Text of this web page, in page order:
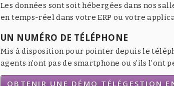
Les données sont soit hébergées dans nos
en temps-réel dans votre ERP ou votre
UN NUMÉRO DE TÉLÉPHONE
Mis à disposition pour pointer depuis le
agents n’ont pas de smartphone ou s’ils l’ont
OBTENIR UNE DÉMO TÉLÉGESTION